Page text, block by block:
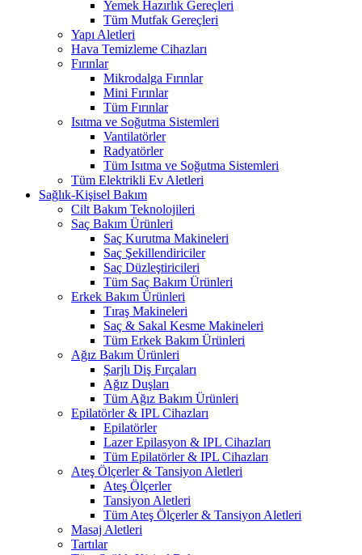
Yemek Hazırlık Gereçleri
Tüm Mutfak Gereçleri
Yapı Aletleri
Hava Temizleme Cihazları
Fırınlar
Mikrodalga Fırınlar
Mini Fırınlar
Tüm Fırınlar
Isıtma ve Soğutma Sistemleri
Vantilatörler
Radyatörler
Tüm Isıtma ve Soğutma Sistemleri
Tüm Elektrikli Ev Aletleri
Sağlık-Kişisel Bakım
Cilt Bakım Teknolojileri
Saç Bakım Ürünleri
Saç Kurutma Makineleri
Saç Şekillendiriciler
Saç Düzleştiricileri
Tüm Saç Bakım Ürünleri
Erkek Bakım Ürünleri
Tıraş Makineleri
Saç & Sakal Kesme Makineleri
Tüm Erkek Bakım Ürünleri
Ağız Bakım Ürünleri
Şarjlı Diş Fırçaları
Ağız Duşları
Tüm Ağız Bakım Ürünleri
Epilatörler & IPL Cihazları
Epilatörler
Lazer Epilasyon & IPL Cihazları
Tüm Epilatörler & IPL Cihazları
Ateş Ölçerler & Tansiyon Aletleri
Ateş Ölçerler
Tansiyon Aletleri
Tüm Ateş Ölçerler & Tansiyon Aletleri
Masaj Aletleri
Tartılar